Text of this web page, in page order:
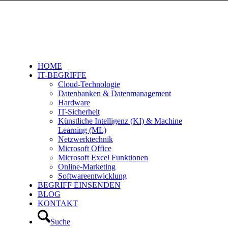
HOME
IT-BEGRIFFE
Cloud-Technologie
Datenbanken & Datenmanagement
Hardware
IT-Sicherheit
Künstliche Intelligenz (KI) & Machine
Learning (ML)
Netzwerktechnik
Microsoft Office
Microsoft Excel Funktionen
Online-Marketing
Softwareentwicklung
BEGRIFF EINSENDEN
BLOG
KONTAKT
Suche